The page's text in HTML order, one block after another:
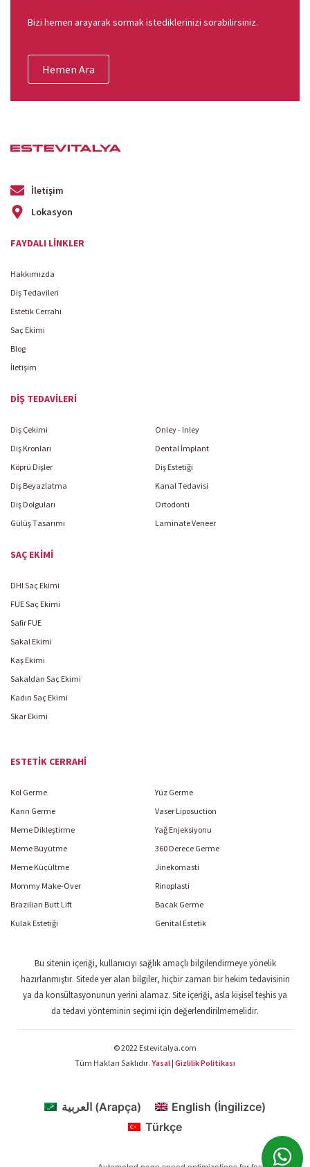
Bizi hemen arayarak sormak istediklerinizi sorabilirsiniz.
Hemen Ara
İletişim
Lokasyon
FAYDALI LINKLER
Hakkımızda
Diş Tedavileri
Estetik Cerrahi
Saç Ekimi
Blog
İletişim
DIŞ TEDAVILERI
Diş Çekimi
Diş Kronları
Köprü Dişler
Diş Beyazlatma
Diş Dolguları
Gülüş Tasarımı
Onley - Inley
Dental İmplant
Diş Estetiği
Kanal Tedavisi
Ortodonti
Laminate Veneer
ESTETIK CERRAHI
Kol Germe
Karın Germe
Meme Dikleştirme
Meme Büyütme
Meme Küçültme
Mommy Make-Over
Brazilian Butt Lift
Kulak Estetiği
Yüz Germe
Vaser Liposuction
Yağ Enjeksiyonu
360 Derece Germe
Jinekomasti
Rinoplasti
Bacak Germe
Genital Estetik
SAÇ EKIMI
DHI Saç Ekimi
FUE Saç Ekimi
Safir FUE
Sakal Ekimi
Kaş Ekimi
Sakaldan Saç Ekimi
Kadın Saç Ekimi
Skar Ekimi
Bu sitenin içeriği, kullanıcıyı sağlık amaçlı bilgilendirmeye yönelik
hazırlanmıştır. Sitede yer alan bilgiler, hiçbir zaman bir hekim tedavisinin
ya da konsültasyonunun yerini alamaz. Site içeriği, asla kişisel teşhis ya
da tedavi yönteminin seçimi için değerlendirilmemelidir.
© 2022 Estevitalya.com
Tüm Hakları Saklıdır. Yasal | Gizlilik Politikası
العربية (Arapça) English (İngilizce)
Türkçe